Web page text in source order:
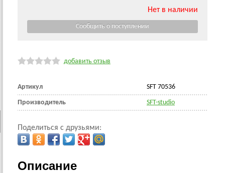
Нет в наличии
добавить отзыв
Артикул SFT 70536
Производитель SFT-studio
Поделиться с друзьями:
Описание